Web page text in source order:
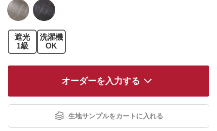
遮光
1級
洗濯機
OK
オーダーを入力する
生地サンプルをカートに入れる